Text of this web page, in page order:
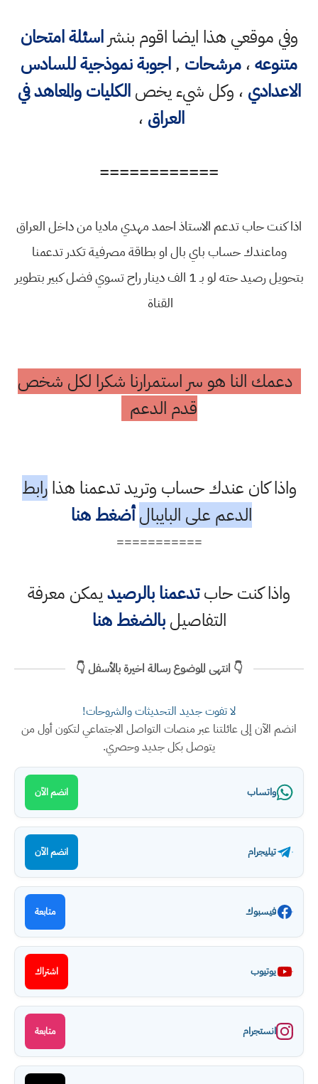
وفي موقعي هذا ايضا اقوم بنشراسئلة امتحان
متنوعه،مرشحات ,اجوبة نموذجية للسادس
الاعدادي ، وكل شيء يخصالكليات والمعاهد في
العراق ،
============
اذا كنت حاب تدعم الاستاذ احمد مهدي ماديا من داخل العراق
وماعندك حساب باي بال او بطاقة مصرفية تكدر تدعمنا
بتحويل رصيد حته لو بـ 1 الف دينار راح تسوي فضل كبير بتطوير
القناة
دعمك النا هو سر استمرارنا شكرا لكل شخص
قدم الدعم
واذا كان عندك حساب وتريد تدعمنا هذارابط
الدعم على البايبال أضغط هنا
===========
واذا كنت حابتدعمنا بالرصيديمكن معرفة
التفاصيلبالضغط هنا
👇 انتهى الموضوع رسالة اخيرة بالأسفل 👇
لا تفوت جديد التحديثات والشروحات!
انضم الآن إلى عائلتنا عبر منصات التواصل الاجتماعي لتكون أول من
يتوصل بكل جديد وحصري.
واتساب انضم الآن
تيليجرام انضم الآن
فيسبوك متابعة
يوتيوب اشتراك
انستجرام متابعة